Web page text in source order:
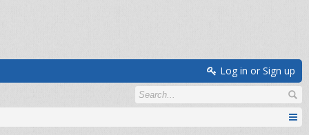
Log in or Sign up